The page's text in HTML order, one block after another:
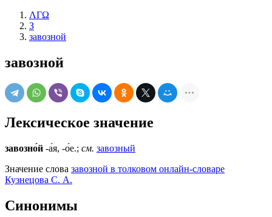
ΛΓΩ
З
завозной
завозной
Лексическое значение
завозно́й -а́я, -о́е.; см. завозный
Значение слова завозной в толковом онлайн-словаре
Кузнецова С. А.
Синонимы